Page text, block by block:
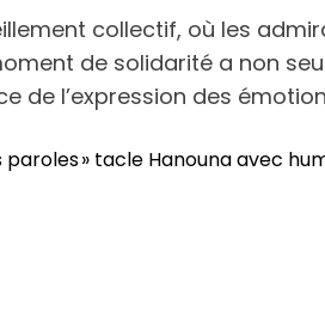
collectif, où les
de solidarité a non
de l’expression des
paroles » tacle Hanouna avec